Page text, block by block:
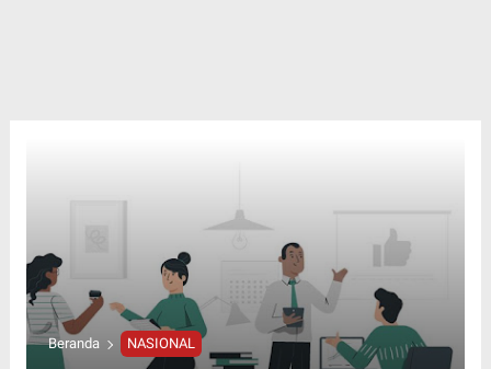
Beranda NASIONAL